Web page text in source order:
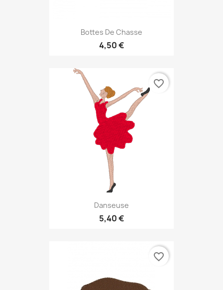
Bottes De Chasse
4,50 €
Danseuse
5,40 €
favorite_border
favorite_border